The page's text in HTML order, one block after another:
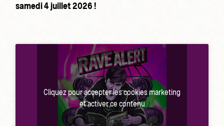
samedi 4 juillet 2026 !
Cliquez pour accepter les cookies marketing
et activer ce contenu